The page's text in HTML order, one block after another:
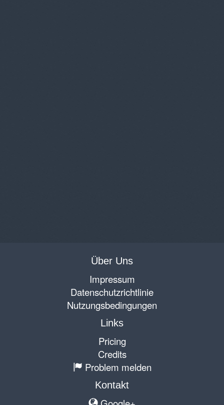
Über Uns
Impressum
Datenschutzrichtlinie
Nutzungsbedingungen
Links
Pricing
Credits
Problem melden
Kontakt